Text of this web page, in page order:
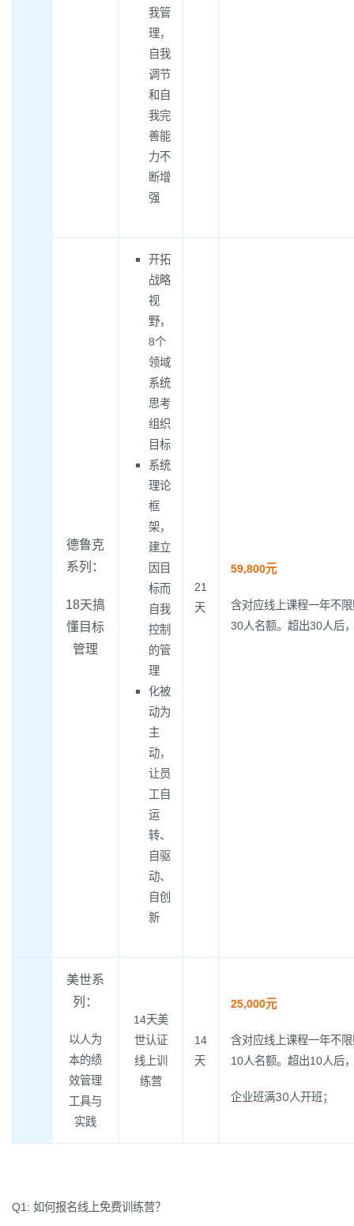
我管
理，
自我
调节
和自
我完
善能
力不
断增
强
德鲁克
系列：
18天搞
懂目标
管理
开拓
战略
视
野，
8个
领域
系统
思考
组织
目标
系统
理论
框
架，
建立
因目
标而
自我
控制
的管
理
化被
动为
主
动，
让员
工自
运
转、
自驱
动、
自创
新
21
天
59,800元
含对应线上课程一年不
30人名额。超出30人后
美世系
列：
以人为
本的绩
效管理
工具与
实践
14天美
世认证
线上训
练营
14
天
25,000元
含对应线上课程一年不
10人名额。超出10人后
企业班满30人开班；
Q1: 如何报名线上免费训练营？